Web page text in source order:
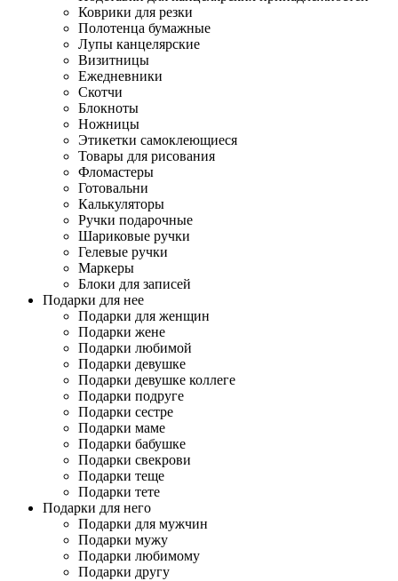
Коврики для резки
Полотенца бумажные
Лупы канцелярские
Визитницы
Ежедневники
Скотчи
Блокноты
Ножницы
Этикетки самоклеющиеся
Товары для рисования
Фломастеры
Готовальни
Калькуляторы
Ручки подарочные
Шариковые ручки
Гелевые ручки
Маркеры
Блоки для записей
Подарки для нее
Подарки для женщин
Подарки жене
Подарки любимой
Подарки девушке
Подарки девушке коллеге
Подарки подруге
Подарки сестре
Подарки маме
Подарки бабушке
Подарки свекрови
Подарки теще
Подарки тете
Подарки для него
Подарки для мужчин
Подарки мужу
Подарки любимому
Подарки другу